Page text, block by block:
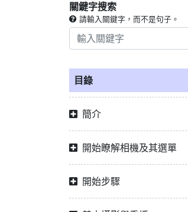
關鍵字搜索
請輸入關鍵字，而不是句子。
目錄
簡介
開始瞭解相機及其選單
開始步驟